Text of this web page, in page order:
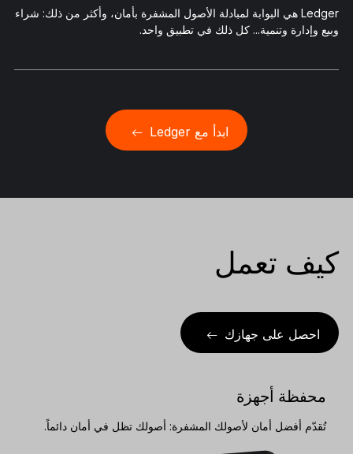
Ledger هي البوابة لمبادلة الأصول المشفرة بأمان، وأكثر من ذلك: شراء
وبيع وإدارة وتنمية... كل ذلك في تطبيق واحد.
ابدأ مع Ledger
كيف تعمل
احصل على جهازك
محفظة أجهزة
تُقدّم أفضل أمان لأصولك المشفرة: أصولك تظل في أمان دائماً.